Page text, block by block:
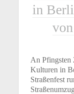
in
An Pfingsten
Kulturen in
Straßenfest